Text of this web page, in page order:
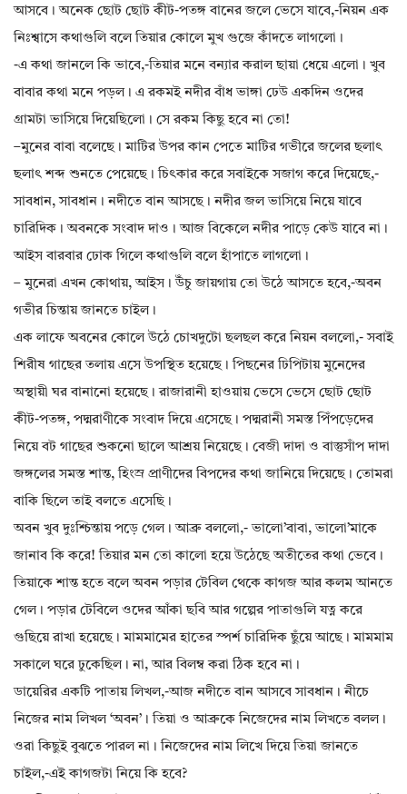
আসবে। অনেক ছোট ছোট কীট-পতঙ্গ বানের জলে ভেসে যাবে,-নিয়ন এক
নিঃশ্বাসে কথাগুলি বলে তিয়ার কোলে মুখ গুজে কাঁদতে লাগলো।
-এ কথা জানলে কি ভাবে,-তিয়ার মনে বন্যার করাল ছায়া ধেয়ে এলো। খুব
বাবার কথা মনে পড়ল। এ রকমই নদীর বাঁধ ভাঙ্গা ঢেউ একদিন ওদের
গ্রামটা ভাসিয়ে দিয়েছিলো। সে রকম কিছু হবে না তো!
–মুনের বাবা বলেছে। মাটির উপর কান পেতে মাটির গভীরে জলের ছলাৎ
ছলাৎ শব্দ শুনতে পেয়েছে। চিৎকার করে সবাইকে সজাগ করে দিয়েছে,-
সাবধান, সাবধান। নদীতে বান আসছে। নদীর জল ভাসিয়ে নিয়ে যাবে
চারিদিক। অবনকে সংবাদ দাও। আজ বিকেলে নদীর পাড়ে কেউ যাবে না।
আইস বারবার ঢোক গিলে কথাগুলি বলে হাঁপাতে লাগলো।
– মুনেরা এখন কোথায়, আইস। উঁচু জায়গায় তো উঠে আসতে হবে,-অবন
গভীর চিন্তায় জানতে চাইল।
এক লাফে অবনের কোলে উঠে চোখদুটো ছলছল করে নিয়ন বললো,- সবাই
শিরীষ গাছের তলায় এসে উপস্থিত হয়েছে। পিছনের ঢিপিটায় মুনেদের
অস্থায়ী ঘর বানানো হয়েছে। রাজারানী হাওয়ায় ভেসে ভেসে ছোট ছোট
কীট-পতঙ্গ, পদ্মরাণীকে সংবাদ দিয়ে এসেছে। পদ্মরানী সমস্ত পিঁপড়েদের
নিয়ে বট গাছের শুকনো ছালে আশ্রয় নিয়েছে। বেজী দাদা ও বাস্তুসাঁপ দাদা
জঙ্গলের সমস্ত শান্ত, হিংস্র প্রাণীদের বিপদের কথা জানিয়ে দিয়েছে। তোমরা
বাকি ছিলে তাই বলতে এসেছি।
অবন খুব দুঃশ্চিন্তায় পড়ে গেল। আব্রু বললো,- ভালো’বাবা, ভালো’মাকে
জানাব কি করে! তিয়ার মন তো কালো হয়ে উঠেছে অতীতের কথা ভেবে।
তিয়াকে শান্ত হতে বলে অবন পড়ার টেবিল থেকে কাগজ আর কলম আনতে
গেল। পড়ার টেবিলে ওদের আঁকা ছবি আর গল্পের পাতাগুলি যত্ন করে
গুছিয়ে রাখা হয়েছে। মামমামের হাতের স্পর্শ চারিদিক ছুঁয়ে আছে। মামমাম
সকালে ঘরে ঢুকেছিল। না, আর বিলম্ব করা ঠিক হবে না।
ডায়েরির একটি পাতায় লিখল,-আজ নদীতে বান আসবে সাবধান। নীচে
নিজের নাম লিখল ‘অবন’। তিয়া ও আব্রুকে নিজেদের নাম লিখতে বলল।
ওরা কিছুই বুঝতে পারল না। নিজেদের নাম লিখে দিয়ে তিয়া জানতে
চাইল,-এই কাগজটা নিয়ে কি হবে?